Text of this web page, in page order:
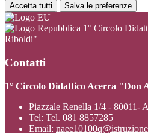
Accetta tutti Salva le preferenze
1° Circolo
Riboldi"
Contatti
1° Circolo Didattico Acerra "Don
Piazzale Renella 1/4 - 80011-
Tel: Tel. 081 8857285
Email: